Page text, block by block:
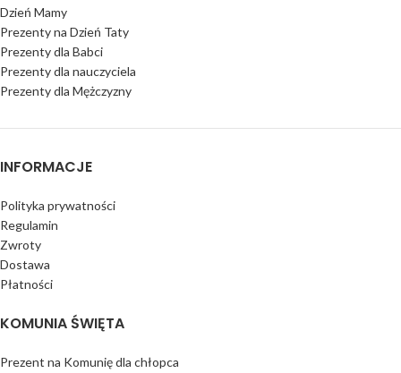
Dzień Mamy
Prezenty na Dzień Taty
Prezenty dla Babci
Prezenty dla nauczyciela
Prezenty dla Mężczyzny
INFORMACJE
Polityka prywatności
Regulamin
Zwroty
Dostawa
Płatności
KOMUNIA ŚWIĘTA
Prezent na Komunię dla chłopca